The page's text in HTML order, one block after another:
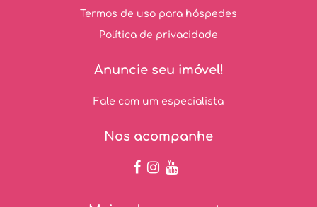
Termos de uso para hóspedes
Política de privacidade
Anuncie seu imóvel!
Fale com um especialista
Nos acompanhe